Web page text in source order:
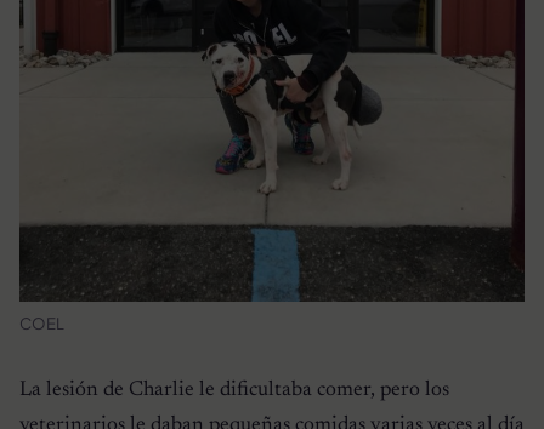
COEL
La lesión de Charlie le dificultaba comer, pero los